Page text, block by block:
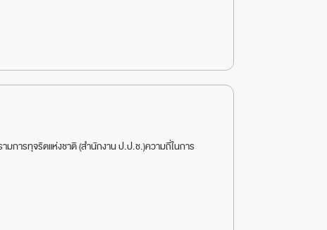
การทุจริตแห่งชาติ (สำนักงาน ป.ป.ช.)ความถี่ในการ